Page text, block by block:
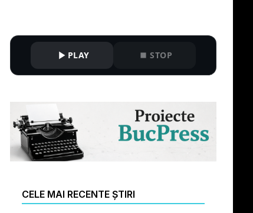
PLAY STOP
CELE MAI RECENTE ȘTIRI